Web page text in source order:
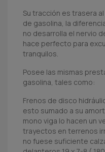
Su tracción es trasera
de gasolina, la
no desarrolla el nervio
hace perfecto para
tranquilos.
Posee las mismas
gasolina, tales como:
Frenos de disco
esto sumado a su
mono viga lo hacen un
trayectos en terrenos
no fuese suficiente